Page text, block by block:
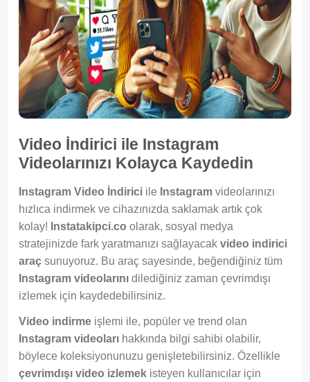
Video İndirici ile Instagram
Videolarınızı Kolayca Kaydedin
Instagram Video İndirici ile Instagram videolarınızı
hızlıca indirmek ve cihazınızda saklamak artık çok
kolay! Instatakipci.co olarak, sosyal medya
stratejinizde fark yaratmanızı sağlayacak video indirici
araç sunuyoruz. Bu araç sayesinde, beğendiğiniz tüm
Instagram videolarını dilediğiniz zaman çevrimdışı
izlemek için kaydedebilirsiniz.
Video indirme işlemi ile, popüler ve trend olan
Instagram videoları hakkında bilgi sahibi olabilir,
böylece koleksiyonunuzu genişletebilirsiniz. Özellikle
çevrimdışı video izlemek isteyen kullanıcılar için